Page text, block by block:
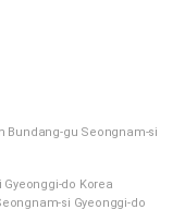
Bundang-gu Seongnam-si
do Korea
si Gyeonggi-do